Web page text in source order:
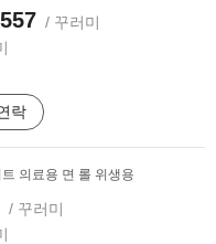
/ 꾸러미
락
의료용 면 롤 위생용
/ 꾸러미